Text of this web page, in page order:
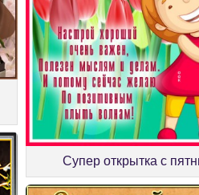
Супер открытка с